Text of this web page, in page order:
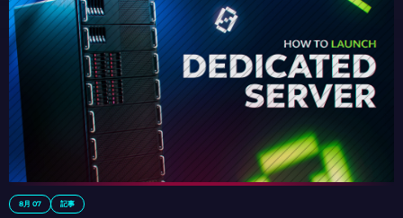
8月 07 記事